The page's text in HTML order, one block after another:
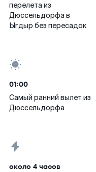
перелета из
Дюссельдорфа в
Ыгдыр без пересадок
01:00
Самый ранний вылет из
Дюссельдорфа
около 4 часов